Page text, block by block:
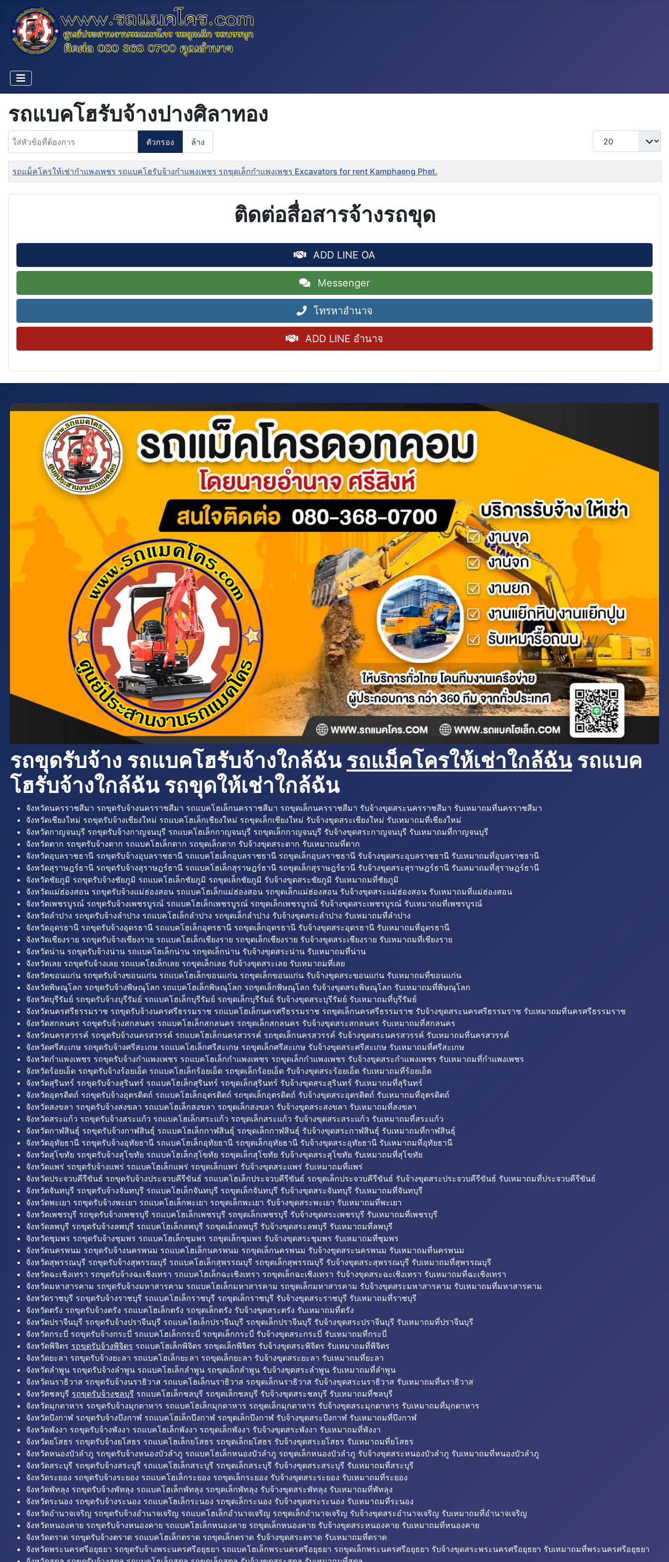
รถแบคโฮรับจ้างปางศิลาทอง
ใส่หัวข้อที่ต้องการ
ตัวกรอง ล้าง
แสดง #
ชื่อ
รถแม็คโครให้เช่ากำแพงเพชร รถแบคโฮรับจ้างกำแพงเพชร รถขุดเล็กกำแพงเพชร Excavators for rent Kamphaeng Phet.
ติดต่อสื่อสารจ้างรถขุด
ADD LINE OA
Messenger
โทรหาอำนาจ
ADD LINE อำนาจ
รถขุดรับจ้าง รถแบคโฮรับจ้างใกล้ฉัน รถแม็คโครให้เช่าใกล้ฉันรถแบค
โฮรับจ้างใกล้ฉัน รถขุดให้เช่าใกล้ฉัน
จังหวัดนครราชสีมา รถขุดรับจ้างนครราชสีมา รถแบคโฮเล็กนครราชสีมา รถขุดเล็กนครราชสีมา รับจ้างขุดสระนครราชสีมา รับเหมาถมที่นครราชสีมา
จังหวัดเชียงใหม่ รถขุดรับจ้างเชียงใหม่ รถแบคโฮเล็กเชียงใหม่ รถขุดเล็กเชียงใหม่ รับจ้างขุดสระเชียงใหม่ รับเหมาถมที่เชียงใหม่
จังหวัดกาญจนบุรี รถขุดรับจ้างกาญจนบุรี รถแบคโฮเล็กกาญจนบุรี รถขุดเล็กกาญจนบุรี รับจ้างขุดสระกาญจนบุรี รับเหมาถมที่กาญจนบุรี
จังหวัดตาก รถขุดรับจ้างตาก รถแบคโฮเล็กตาก รถขุดเล็กตาก รับจ้างขุดสระตาก รับเหมาถมที่ตาก
จังหวัดอุบลราชธานี รถขุดรับจ้างอุบลราชธานี รถแบคโฮเล็กอุบลราชธานี รถขุดเล็กอุบลราชธานี รับจ้างขุดสระอุบลราชธานี รับเหมาถมที่อุบลราชธานี
จังหวัดสุราษฎร์ธานี รถขุดรับจ้างสุราษฎร์ธานี รถแบคโฮเล็กสุราษฎร์ธานี รถขุดเล็กสุราษฎร์ธานี รับจ้างขุดสระสุราษฎร์ธานี รับเหมาถมที่สุราษฎร์ธานี
จังหวัดชัยภูมิ รถขุดรับจ้างชัยภูมิ รถแบคโฮเล็กชัยภูมิ รถขุดเล็กชัยภูมิ รับจ้างขุดสระชัยภูมิ รับเหมาถมที่ชัยภูมิ
จังหวัดแม่ฮ่องสอน รถขุดรับจ้างแม่ฮ่องสอน รถแบคโฮเล็กแม่ฮ่องสอน รถขุดเล็กแม่ฮ่องสอน รับจ้างขุดสระแม่ฮ่องสอน รับเหมาถมที่แม่ฮ่องสอน
จังหวัดเพชรบูรณ์ รถขุดรับจ้างเพชรบูรณ์ รถแบคโฮเล็กเพชรบูรณ์ รถขุดเล็กเพชรบูรณ์ รับจ้างขุดสระเพชรบูรณ์ รับเหมาถมที่เพชรบูรณ์
จังหวัดลำปาง รถขุดรับจ้างลำปาง รถแบคโฮเล็กลำปาง รถขุดเล็กลำปาง รับจ้างขุดสระลำปาง รับเหมาถมที่ลำปาง
จังหวัดอุดรธานี รถขุดรับจ้างอุดรธานี รถแบคโฮเล็กอุดรธานี รถขุดเล็กอุดรธานี รับจ้างขุดสระอุดรธานี รับเหมาถมที่อุดรธานี
จังหวัดเชียงราย รถขุดรับจ้างเชียงราย รถแบคโฮเล็กเชียงราย รถขุดเล็กเชียงราย รับจ้างขุดสระเชียงราย รับเหมาถมที่เชียงราย
จังหวัดน่าน รถขุดรับจ้างน่าน รถแบคโฮเล็กน่าน รถขุดเล็กน่าน รับจ้างขุดสระน่าน รับเหมาถมที่น่าน
จังหวัดเลย รถขุดรับจ้างเลย รถแบคโฮเล็กเลย รถขุดเล็กเลย รับจ้างขุดสระเลย รับเหมาถมที่เลย
จังหวัดขอนแก่น รถขุดรับจ้างขอนแก่น รถแบคโฮเล็กขอนแก่น รถขุดเล็กขอนแก่น รับจ้างขุดสระขอนแก่น รับเหมาถมที่ขอนแก่น
จังหวัดพิษณุโลก รถขุดรับจ้างพิษณุโลก รถแบคโฮเล็กพิษณุโลก รถขุดเล็กพิษณุโลก รับจ้างขุดสระพิษณุโลก รับเหมาถมที่พิษณุโลก
จังหวัดบุรีรัมย์ รถขุดรับจ้างบุรีรัมย์ รถแบคโฮเล็กบุรีรัมย์ รถขุดเล็กบุรีรัมย์ รับจ้างขุดสระบุรีรัมย์ รับเหมาถมที่บุรีรัมย์
จังหวัดนครศรีธรรมราช รถขุดรับจ้างนครศรีธรรมราช รถแบคโฮเล็กนครศรีธรรมราช รถขุดเล็กนครศรีธรรมราช รับจ้างขุดสระนครศรีธรรมราช รับเหมาถมที่นครศรีธรรมราช
จังหวัดสกลนคร รถขุดรับจ้างสกลนคร รถแบคโฮเล็กสกลนคร รถขุดเล็กสกลนคร รับจ้างขุดสระสกลนคร รับเหมาถมที่สกลนคร
จังหวัดนครสวรรค์ รถขุดรับจ้างนครสวรรค์ รถแบคโฮเล็กนครสวรรค์ รถขุดเล็กนครสวรรค์ รับจ้างขุดสระนครสวรรค์ รับเหมาถมที่นครสวรรค์
จังหวัดศรีสะเกษ รถขุดรับจ้างศรีสะเกษ รถแบคโฮเล็กศรีสะเกษ รถขุดเล็กศรีสะเกษ รับจ้างขุดสระศรีสะเกษ รับเหมาถมที่ศรีสะเกษ
จังหวัดกำแพงเพชร รถขุดรับจ้างกำแพงเพชร รถแบคโฮเล็กกำแพงเพชร รถขุดเล็กกำแพงเพชร รับจ้างขุดสระกำแพงเพชร รับเหมาถมที่กำแพงเพชร
จังหวัดร้อยเอ็ด รถขุดรับจ้างร้อยเอ็ด รถแบคโฮเล็กร้อยเอ็ด รถขุดเล็กร้อยเอ็ด รับจ้างขุดสระร้อยเอ็ด รับเหมาถมที่ร้อยเอ็ด
จังหวัดสุรินทร์ รถขุดรับจ้างสุรินทร์ รถแบคโฮเล็กสุรินทร์ รถขุดเล็กสุรินทร์ รับจ้างขุดสระสุรินทร์ รับเหมาถมที่สุรินทร์
จังหวัดอุตรดิตถ์ รถขุดรับจ้างอุตรดิตถ์ รถแบคโฮเล็กอุตรดิตถ์ รถขุดเล็กอุตรดิตถ์ รับจ้างขุดสระอุตรดิตถ์ รับเหมาถมที่อุตรดิตถ์
จังหวัดสงขลา รถขุดรับจ้างสงขลา รถแบคโฮเล็กสงขลา รถขุดเล็กสงขลา รับจ้างขุดสระสงขลา รับเหมาถมที่สงขลา
จังหวัดสระแก้ว รถขุดรับจ้างสระแก้ว รถแบคโฮเล็กสระแก้ว รถขุดเล็กสระแก้ว รับจ้างขุดสระสระแก้ว รับเหมาถมที่สระแก้ว
จังหวัดกาฬสินธุ์ รถขุดรับจ้างกาฬสินธุ์ รถแบคโฮเล็กกาฬสินธุ์ รถขุดเล็กกาฬสินธุ์ รับจ้างขุดสระกาฬสินธุ์ รับเหมาถมที่กาฬสินธุ์
จังหวัดอุทัยธานี รถขุดรับจ้างอุทัยธานี รถแบคโฮเล็กอุทัยธานี รถขุดเล็กอุทัยธานี รับจ้างขุดสระอุทัยธานี รับเหมาถมที่อุทัยธานี
จังหวัดสุโขทัย รถขุดรับจ้างสุโขทัย รถแบคโฮเล็กสุโขทัย รถขุดเล็กสุโขทัย รับจ้างขุดสระสุโขทัย รับเหมาถมที่สุโขทัย
จังหวัดแพร่ รถขุดรับจ้างแพร่ รถแบคโฮเล็กแพร่ รถขุดเล็กแพร่ รับจ้างขุดสระแพร่ รับเหมาถมที่แพร่
จังหวัดประจวบคีรีขันธ์ รถขุดรับจ้างประจวบคีรีขันธ์ รถแบคโฮเล็กประจวบคีรีขันธ์ รถขุดเล็กประจวบคีรีขันธ์ รับจ้างขุดสระประจวบคีรีขันธ์ รับเหมาถมที่ประจวบคีรีขันธ์
จังหวัดจันทบุรี รถขุดรับจ้างจันทบุรี รถแบคโฮเล็กจันทบุรี รถขุดเล็กจันทบุรี รับจ้างขุดสระจันทบุรี รับเหมาถมที่จันทบุรี
จังหวัดพะเยา รถขุดรับจ้างพะเยา รถแบคโฮเล็กพะเยา รถขุดเล็กพะเยา รับจ้างขุดสระพะเยา รับเหมาถมที่พะเยา
จังหวัดเพชรบุรี รถขุดรับจ้างเพชรบุรี รถแบคโฮเล็กเพชรบุรี รถขุดเล็กเพชรบุรี รับจ้างขุดสระเพชรบุรี รับเหมาถมที่เพชรบุรี
จังหวัดลพบุรี รถขุดรับจ้างลพบุรี รถแบคโฮเล็กลพบุรี รถขุดเล็กลพบุรี รับจ้างขุดสระลพบุรี รับเหมาถมที่ลพบุรี
จังหวัดชุมพร รถขุดรับจ้างชุมพร รถแบคโฮเล็กชุมพร รถขุดเล็กชุมพร รับจ้างขุดสระชุมพร รับเหมาถมที่ชุมพร
จังหวัดนครพนม รถขุดรับจ้างนครพนม รถแบคโฮเล็กนครพนม รถขุดเล็กนครพนม รับจ้างขุดสระนครพนม รับเหมาถมที่นครพนม
จังหวัดสุพรรณบุรี รถขุดรับจ้างสุพรรณบุรี รถแบคโฮเล็กสุพรรณบุรี รถขุดเล็กสุพรรณบุรี รับจ้างขุดสระสุพรรณบุรี รับเหมาถมที่สุพรรณบุรี
จังหวัดฉะเชิงเทรา รถขุดรับจ้างฉะเชิงเทรา รถแบคโฮเล็กฉะเชิงเทรา รถขุดเล็กฉะเชิงเทรา รับจ้างขุดสระฉะเชิงเทรา รับเหมาถมที่ฉะเชิงเทรา
จังหวัดมหาสารคาม รถขุดรับจ้างมหาสารคาม รถแบคโฮเล็กมหาสารคาม รถขุดเล็กมหาสารคาม รับจ้างขุดสระมหาสารคาม รับเหมาถมที่มหาสารคาม
จังหวัดราชบุรี รถขุดรับจ้างราชบุรี รถแบคโฮเล็กราชบุรี รถขุดเล็กราชบุรี รับจ้างขุดสระราชบุรี รับเหมาถมที่ราชบุรี
จังหวัดตรัง รถขุดรับจ้างตรัง รถแบคโฮเล็กตรัง รถขุดเล็กตรัง รับจ้างขุดสระตรัง รับเหมาถมที่ตรัง
จังหวัดปราจีนบุรี รถขุดรับจ้างปราจีนบุรี รถแบคโฮเล็กปราจีนบุรี รถขุดเล็กปราจีนบุรี รับจ้างขุดสระปราจีนบุรี รับเหมาถมที่ปราจีนบุรี
จังหวัดกระบี่ รถขุดรับจ้างกระบี่ รถแบคโฮเล็กกระบี่ รถขุดเล็กกระบี่ รับจ้างขุดสระกระบี่ รับเหมาถมที่กระบี่
จังหวัดพิจิตร รถขุดรับจ้างพิจิตร รถแบคโฮเล็กพิจิตร รถขุดเล็กพิจิตร รับจ้างขุดสระพิจิตร รับเหมาถมที่พิจิตร
จังหวัดยะลา รถขุดรับจ้างยะลา รถแบคโฮเล็กยะลา รถขุดเล็กยะลา รับจ้างขุดสระยะลา รับเหมาถมที่ยะลา
จังหวัดลำพูน รถขุดรับจ้างลำพูน รถแบคโฮเล็กลำพูน รถขุดเล็กลำพูน รับจ้างขุดสระลำพูน รับเหมาถมที่ลำพูน
จังหวัดนราธิวาส รถขุดรับจ้างนราธิวาส รถแบคโฮเล็กนราธิวาส รถขุดเล็กนราธิวาส รับจ้างขุดสระนราธิวาส รับเหมาถมที่นราธิวาส
จังหวัดชลบุรี รถขุดรับจ้างชลบุรี รถแบคโฮเล็กชลบุรี รถขุดเล็กชลบุรี รับจ้างขุดสระชลบุรี รับเหมาถมที่ชลบุรี
จังหวัดมุกดาหาร รถขุดรับจ้างมุกดาหาร รถแบคโฮเล็กมุกดาหาร รถขุดเล็กมุกดาหาร รับจ้างขุดสระมุกดาหาร รับเหมาถมที่มุกดาหาร
จังหวัดบึงกาฬ รถขุดรับจ้างบึงกาฬ รถแบคโฮเล็กบึงกาฬ รถขุดเล็กบึงกาฬ รับจ้างขุดสระบึงกาฬ รับเหมาถมที่บึงกาฬ
จังหวัดพังงา รถขุดรับจ้างพังงา รถแบคโฮเล็กพังงา รถขุดเล็กพังงา รับจ้างขุดสระพังงา รับเหมาถมที่พังงา
จังหวัดยโสธร รถขุดรับจ้างยโสธร รถแบคโฮเล็กยโสธร รถขุดเล็กยโสธร รับจ้างขุดสระยโสธร รับเหมาถมที่ยโสธร
จังหวัดหนองบัวลำภู รถขุดรับจ้างหนองบัวลำภู รถแบคโฮเล็กหนองบัวลำภู รถขุดเล็กหนองบัวลำภู รับจ้างขุดสระหนองบัวลำภู รับเหมาถมที่หนองบัวลำภู
จังหวัดสระบุรี รถขุดรับจ้างสระบุรี รถแบคโฮเล็กสระบุรี รถขุดเล็กสระบุรี รับจ้างขุดสระสระบุรี รับเหมาถมที่สระบุรี
จังหวัดระยอง รถขุดรับจ้างระยอง รถแบคโฮเล็กระยอง รถขุดเล็กระยอง รับจ้างขุดสระระยอง รับเหมาถมที่ระยอง
จังหวัดพัทลุง รถขุดรับจ้างพัทลุง รถแบคโฮเล็กพัทลุง รถขุดเล็กพัทลุง รับจ้างขุดสระพัทลุง รับเหมาถมที่พัทลุง
จังหวัดระนอง รถขุดรับจ้างระนอง รถแบคโฮเล็กระนอง รถขุดเล็กระนอง รับจ้างขุดสระระนอง รับเหมาถมที่ระนอง
จังหวัดอำนาจเจริญ รถขุดรับจ้างอำนาจเจริญ รถแบคโฮเล็กอำนาจเจริญ รถขุดเล็กอำนาจเจริญ รับจ้างขุดสระอำนาจเจริญ รับเหมาถมที่อำนาจเจริญ
จังหวัดหนองคาย รถขุดรับจ้างหนองคาย รถแบคโฮเล็กหนองคาย รถขุดเล็กหนองคาย รับจ้างขุดสระหนองคาย รับเหมาถมที่หนองคาย
จังหวัดตราด รถขุดรับจ้างตราด รถแบคโฮเล็กตราด รถขุดเล็กตราด รับจ้างขุดสระตราด รับเหมาถมที่ตราด
จังหวัดพระนครศรีอยุธยา รถขุดรับจ้างพระนครศรีอยุธยา รถแบคโฮเล็กพระนครศรีอยุธยา รถขุดเล็กพระนครศรีอยุธยา รับจ้างขุดสระพระนครศรีอยุธยา รับเหมาถมที่พระนครศรีอยุธยา